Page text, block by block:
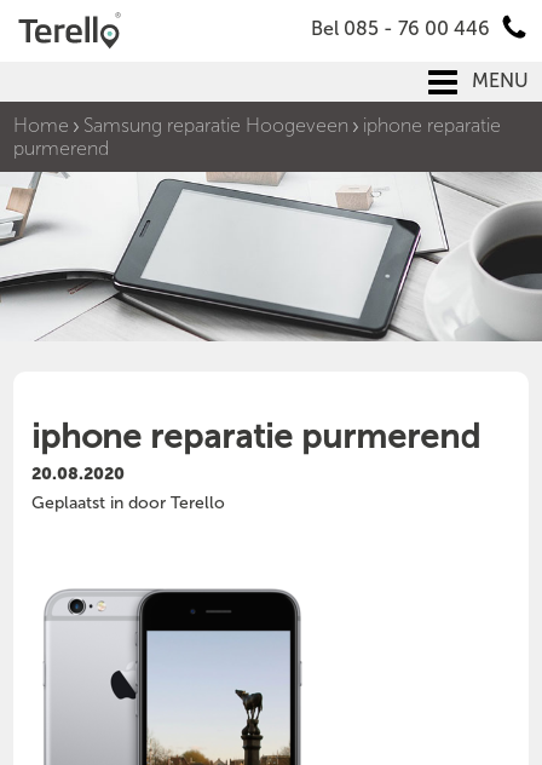
Bel 085 - 76 00 446
MENU
Home
Samsung reparatie Hoogeveen
iphone reparatie
purmerend
iphone reparatie purmerend
20.08.2020
Geplaatst in door Terello